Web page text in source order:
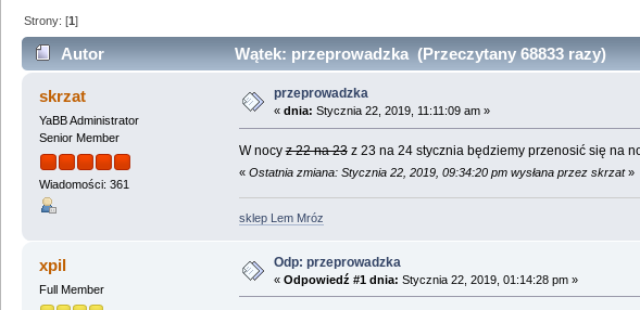
Strony: [1]
Autor Wątek: przeprowadzka (Przeczytany 68833 razy)
skrzat
YaBB Administrator
Senior Member
Wiadomości: 361
przeprowadzka
« dnia: Stycznia 22, 2019, 11:11:09 am »
W nocyz 22 na 23z 23 na 24 stycznia będziemy przenosić się na
« Ostatnia zmiana: Stycznia 22, 2019, 09:34:20 pm wysłana przez skrzat»
sklep Lem Mróz
xpil
Full Member
Odp: przeprowadzka
« Odpowiedź #1 dnia: Stycznia 22, 2019, 01:14:28 pm »